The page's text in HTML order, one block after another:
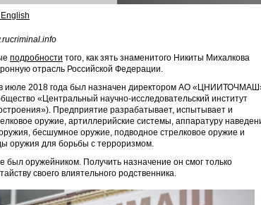
подробности того, как зять знаменитого Никиты Михалкова
отрасль Российской Федерации.
июле 2018 года был назначен директором АО
«Центральный научно-исследовательский институт
Предприятие разрабатывает, испытывает и
оружие, артиллерийские системы, аппаратуру
бесшумное оружие, подводное стрелковое оружие и
оружия для борьбы с терроризмом.
был оружейником. Получить назначение он смог только
своего влиятельного родственника.